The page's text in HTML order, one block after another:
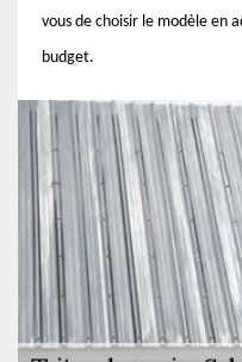
vous de choisir le modèle en
budget.